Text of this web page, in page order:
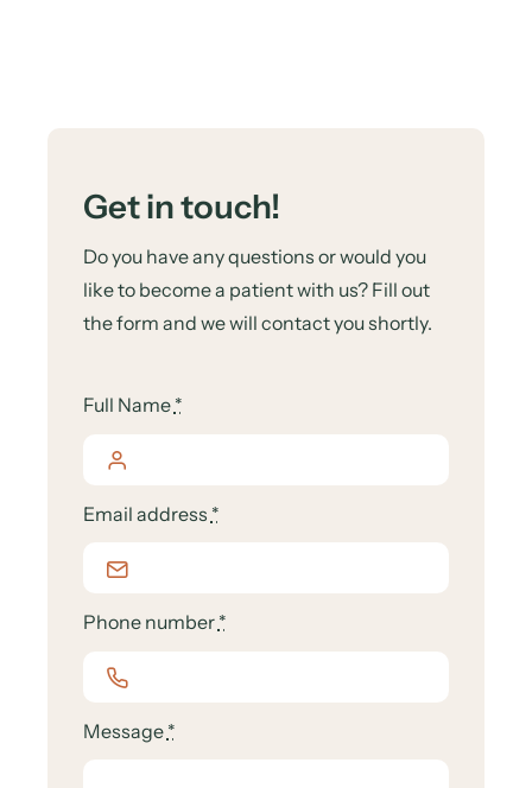
Get in touch!
Do you have any questions or would you
like to become a patient with us? Fill out
the form and we will contact you shortly.
Full Name *
Email address *
Phone number *
Message *